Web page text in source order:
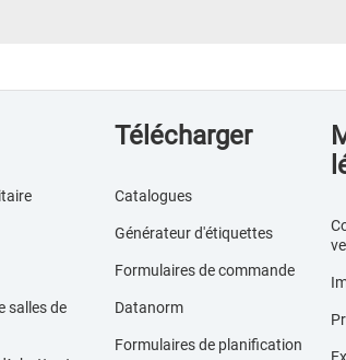
salles de
Télécharger
Catalogues
Générateur d'étiquettes
Formulaires de commande
Datanorm
Formulaires de planification